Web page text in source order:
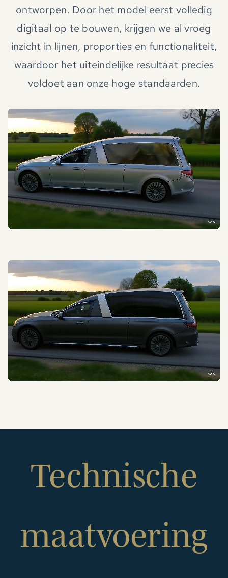
ontworpen. Door het model eerst volledig
digitaal op te bouwen, krijgen we al vroeg
inzicht in lijnen, proporties en functionaliteit,
waardoor het uiteindelijke resultaat precies
voldoet aan onze hoge standaarden.
Technische
maatvoering